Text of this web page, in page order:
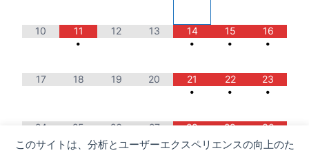
このサイトは、分析とユーザーエクスペリエンスの向上のた
10
11
•
12 13
14
•
15
•
16
•
17 18 19 20
21
•
22
•
23
•
24 25 26 27
28
29
30
•